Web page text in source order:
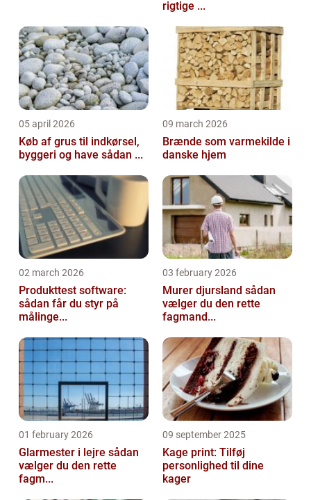
rigtige ...
05 april 2026
Køb af grus til indkørsel,
byggeri og have sådan ...
09 march 2026
Brænde som varmekilde i
danske hjem
02 march 2026
Produkttest software:
sådan får du styr på
målinge...
03 february 2026
Murer djursland sådan
vælger du den rette
fagmand...
01 february 2026
Glarmester i lejre sådan
vælger du den rette
fagm...
09 september 2025
Kage print: Tilføj
personlighed til dine
kager